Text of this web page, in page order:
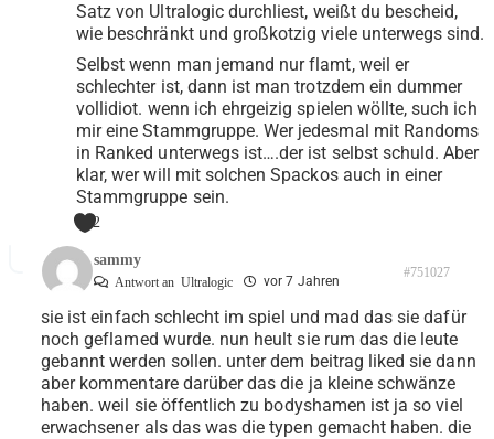
Satz von Ultralogic durchliest, weißt du bescheid,
wie beschränkt und großkotzig viele unterwegs sind.
Selbst wenn man jemand nur flamt, weil er
schlechter ist, dann ist man trotzdem ein dummer
vollidiot. wenn ich ehrgeizig spielen wöllte, such ich
mir eine Stammgruppe. Wer jedesmal mit Randoms
in Ranked unterwegs ist….der ist selbst schuld. Aber
klar, wer will mit solchen Spackos auch in einer
Stammgruppe sein.
2
sammy
Antwort an Ultralogic vor 7 Jahren
#751027
sie ist einfach schlecht im spiel und mad das sie dafür
noch geflamed wurde. nun heult sie rum das die leute
gebannt werden sollen. unter dem beitrag liked sie dann
aber kommentare darüber das die ja kleine schwänze
haben. weil sie öffentlich zu bodyshamen ist ja so viel
erwachsener als das was die typen gemacht haben. die